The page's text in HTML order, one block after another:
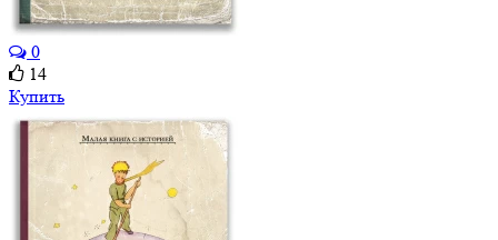
0
14
Купить